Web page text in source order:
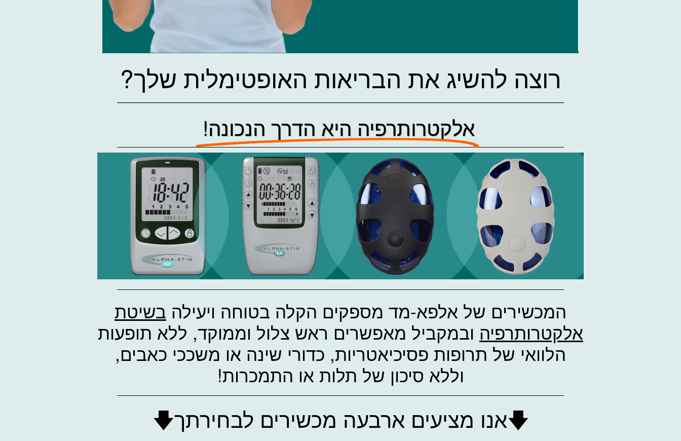
רוצה להשיג את הבריאות האופטימלית שלך?
אלקטרותרפיה היא הדרך הנכונה!
המכשירים של אלפא-מד מספקים הקלה בטוחה ויעילה בשיטת
אלקטרותרפיה ובמקביל מאפשרים ראש צלול וממוקד, ללא תופעות
הלוואי של תרופות פסיכיאטריות, כדורי שינה או משככי כאבים,
וללא סיכון של תלות או התמכרות!
🡇אנו מציעים ארבעה מכשירים לבחירתך🡇